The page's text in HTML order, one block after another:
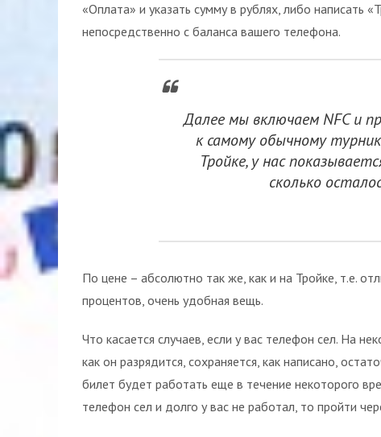
«Оплата» и указать сумму в рублях, либо написать
непосредственно с баланса вашего телефона.
Далее мы включаем NFC и
к самому обычному
Тройке, у нас
сколько
По цене – абсолютно так же, как и на Тройке, т.е.
процентов, очень удобная вещь.
Что касается случаев, если у вас телефон сел. На
как он разрядится, сохраняется, как написано,
билет будет работать еще в течение некоторого
телефон сел и долго у вас не работал, то пройти